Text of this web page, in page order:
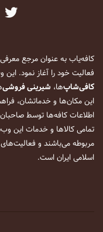
فعالیت خود را آغاز نمود.
کافی‌شاپ‌ها، شیرینی فروشی
این مکان‌ها و خدماتشان،
اطلاعات کافه‌ها توسط
تمامی کالاها و خدمات این
مربوطه می‌باشند و
اسلامی ایران است.